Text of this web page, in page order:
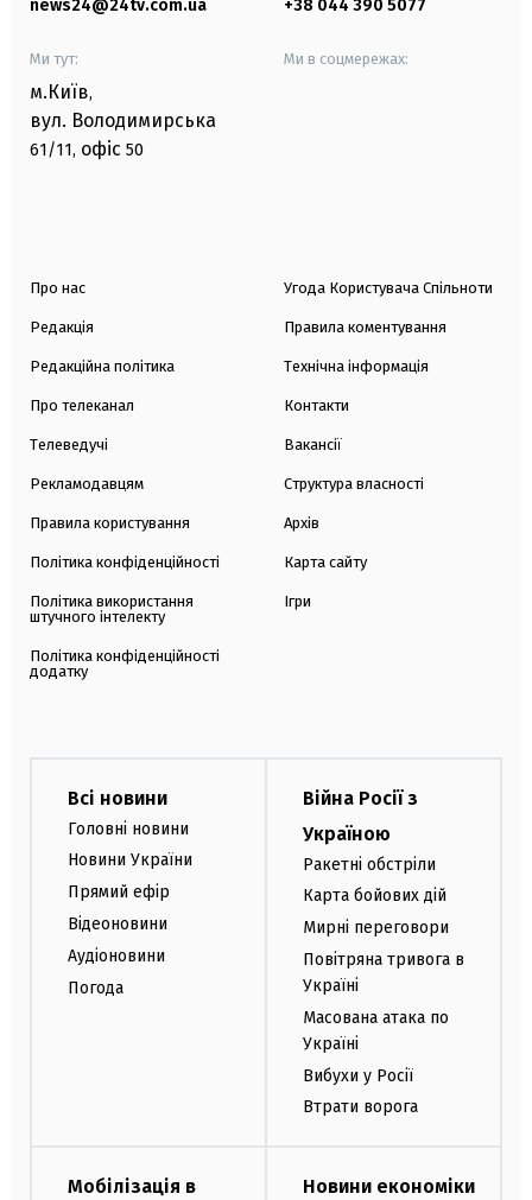
news24@24tv.com.ua +38 044 390 5077
Ми тут:
м.Київ,
вул. Володимирська
61/11, офіс 50
Ми в соцмережах:
Про нас
Редакція
Редакційна політика
Про телеканал
Телеведучі
Рекламодавцям
Правила користування
Політика конфіденційності
Політика використання
штучного інтелекту
Політика конфіденційності
додатку
Угода Користувача Спільноти
Правила коментування
Технічна інформація
Контакти
Вакансії
Структура власності
Архів
Карта сайту
Ігри
Всі новини
Головні новини
Новини України
Прямий ефір
Відеоновини
Аудіоновини
Погода
Війна Росії з
Україною
Ракетні обстріли
Карта бойових дій
Мирні переговори
Повітряна тривога в
Україні
Масована атака по
Україні
Вибухи у Росії
Втрати ворога
Мобілізація в
Новини економіки